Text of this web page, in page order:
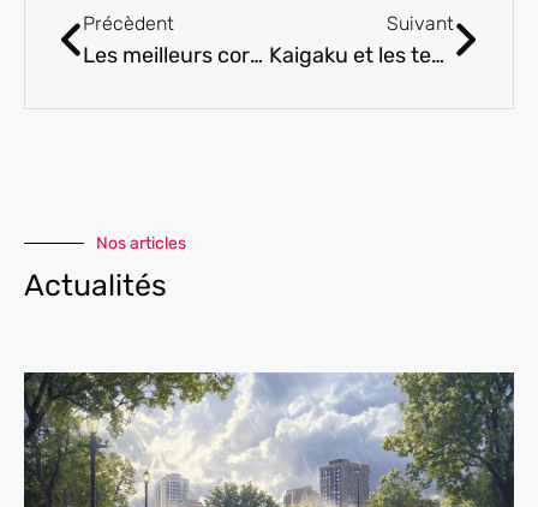
Précèdent
Les meilleurs cordonniers a Bully-les-Mines – notre choix : ou trouver des produits d’entretien de qualite
Suivant
Kaigaku et les techniques ancestrales : La fusion entre le souffle naturel et l’art du katana
Nos articles
Actualités